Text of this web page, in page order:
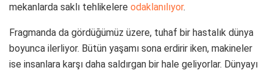
mekanlarda saklı tehlikelere odaklanılıyor.
Fragmanda da gördüğümüz üzere, tuhaf bir hastalık dünya
boyunca ilerliyor. Bütün yaşamı sona erdirir iken, makineler
ise insanlara karşı daha saldırgan bir hale geliyorlar. Dünyayı